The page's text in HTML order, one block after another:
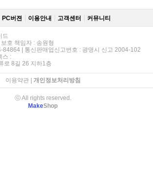
PC버젼 이용안내 고객센터 커뮤니티
드
호 책임자 : 송원형
84864 | 통신판매업신고번호 : 광명시 신고 2004-102
스 :
로 8길 26 지하1층
이용약관| 개인정보처리방침
ⓒ All rights reserved.
MakeShop